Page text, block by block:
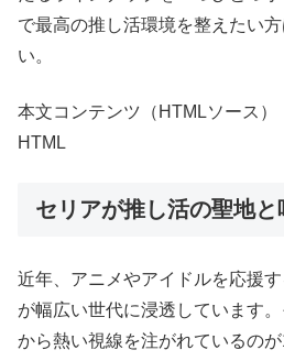
で最高の推し活環境を整えたい
い。
本文コンテンツ（HTMLソース）
HTML
セリアが推し活の聖地
近年、アニメやアイドルを応援
が幅広い世代に浸透しています
から熱い視線を注がれているの